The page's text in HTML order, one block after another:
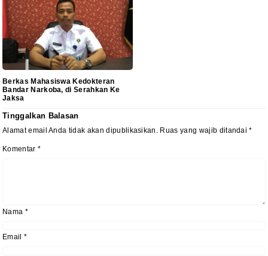
Berkas Mahasiswa Kedokteran
Bandar Narkoba, di Serahkan Ke
Jaksa
Tinggalkan Balasan
Alamat email Anda tidak akan dipublikasikan. Ruas yang wajib ditandai*
Komentar *
Nama *
Email *